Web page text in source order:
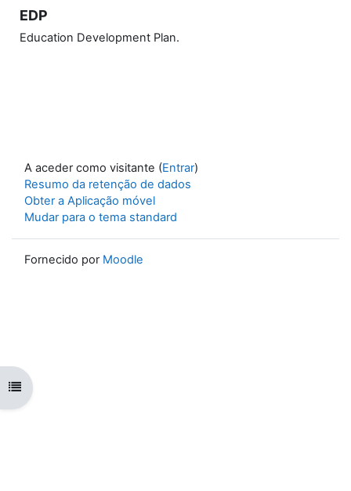
Abrir índice da disciplina
EDP
Education Development Plan.
A aceder como visitante (Entrar)
Resumo da retenção de dados
Obter a Aplicação móvel
Mudar para o tema standard
Fornecido por Moodle